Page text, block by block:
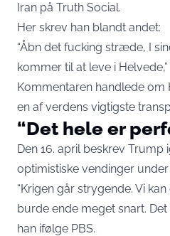
Iran på Truth Social.
Her skrev han blandt andet:
“Åbn det fucking stræde, I
kommer til at leve i Helvede,”
Kommentaren handlede
en af verdens vigtigste
“Det hele er
Den 16. april beskrev Trump
optimistiske vendinger
“Krigen går strygende. Vi
burde ende meget snart. Det
han ifølge PBS.